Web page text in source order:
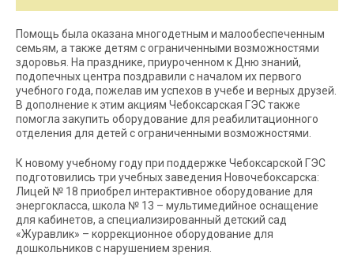
Помощь была оказана многодетным и малообеспеченным
семьям, а также детям с ограниченными возможностями
здоровья. На празднике, приуроченном к Дню знаний,
подопечных центра поздравили с началом их первого
учебного года, пожелав им успехов в учебе и верных друзей.
В дополнение к этим акциям Чебоксарская ГЭС также
помогла закупить оборудование для реабилитационного
отделения для детей с ограниченными возможностями.
К новому учебному году при поддержке Чебоксарской ГЭС
подготовились три учебных заведения Новочебоксарска:
Лицей № 18 приобрел интерактивное оборудование для
энергокласса, школа № 13 – мультимедийное оснащение
для кабинетов, а специализированный детский сад
«Журавлик» – коррекционное оборудование для
дошкольников с нарушением зрения.